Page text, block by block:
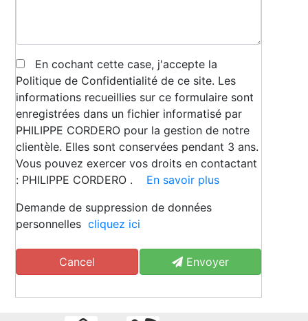
En cochant cette case, j'accepte la
Politique de Confidentialité de ce site. Les
informations recueillies sur ce formulaire sont
enregistrées dans un fichier informatisé par
PHILIPPE CORDERO pour la gestion de notre
clientèle. Elles sont conservées pendant 3 ans.
Vous pouvez exercer vos droits en contactant
: PHILIPPE CORDERO .
En savoir plus
Demande de suppression de données
personnellescliquez ici
Cancel Envoyer